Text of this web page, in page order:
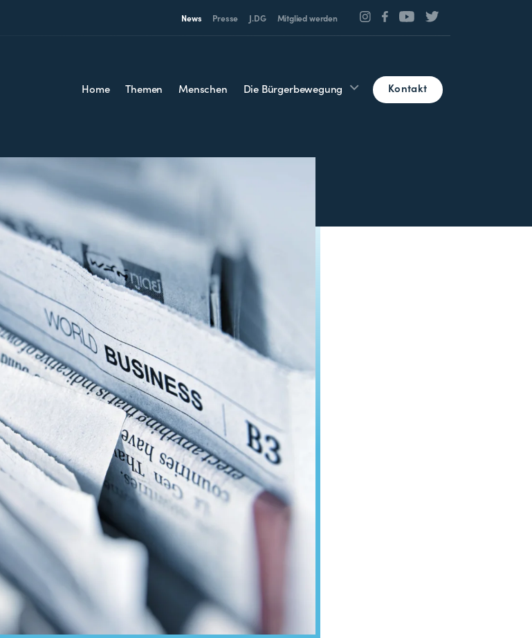
News Presse J.DG Mitglied werden
Home Themen Menschen Die Bürgerbewegung Kontakt